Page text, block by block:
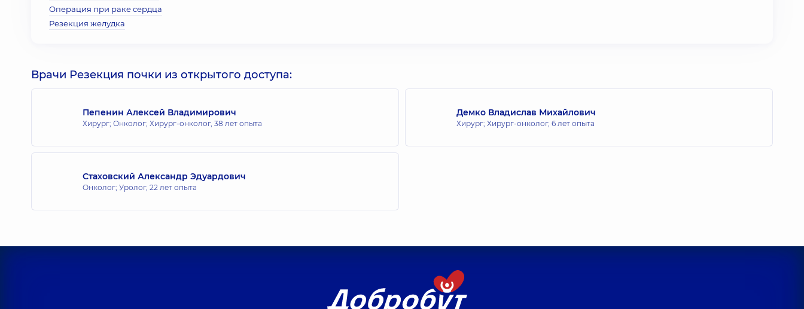
Операция при раке сердца
Резекция желудка
Врачи Резекция почки из открытого доступа:
Пепенин Алексей Владимирович
Хирург; Онколог; Хирург-онколог, 38 лет опыта
Демко Владислав Михайлович
Хирург; Хирург-онколог, 6 лет опыта
Стаховский Александр Эдуардович
Онколог; Уролог, 22 лет опыта